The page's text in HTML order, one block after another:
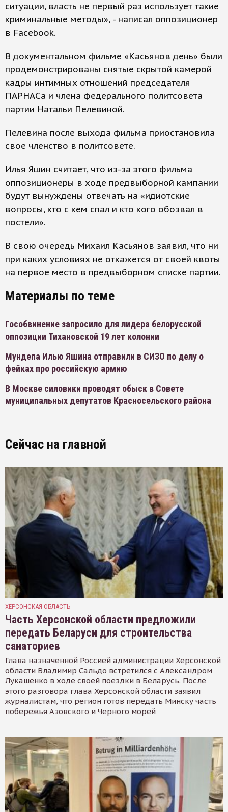
ситуации, власть не первый раз использует такие
криминальные методы», - написал оппозиционер
в Facebook.
В документальном фильме «Касьянов день» были
продемонстрированы снятые скрытой камерой
кадры интимных отношений председателя
ПАРНАСа и члена федерального политсовета
партии Натальи Пелевиной.
Пелевина после выхода фильма приостановила
свое членство в политсовете.
Илья Яшин считает, что из-за этого фильма
оппозиционеры в ходе предвыборной кампании
будут вынуждены отвечать на «идиотские
вопросы, кто с кем спал и кто кого обозвал в
постели».
В свою очередь Михаил Касьянов заявил, что ни
при каких условиях не откажется от своей квоты
на первое место в предвыборном списке партии.
Материалы по теме
Гособвинение запросило для лидера белорусской
оппозиции Тихановской 19 лет колонии
Мундепа Илью Яшина отправили в СИЗО по делу о
фейках про российскую армию
В Москве силовики проводят обыск в Совете
муниципальных депутатов Красносельского района
Сейчас на главной
ХЕРСОНСКАЯ ОБЛАСТЬ
Часть Херсонской области предложили
передать Беларуси для строительства
санаториев
Глава назначенной Россией администрации Херсонской
области Владимир Сальдо встретился с Александром
Лукашенко в ходе своей поездки в Беларусь. После
этого разговора глава Херсонской области заявил
журналистам, что регион готов передать Минску часть
побережья Азовского и Черного морей